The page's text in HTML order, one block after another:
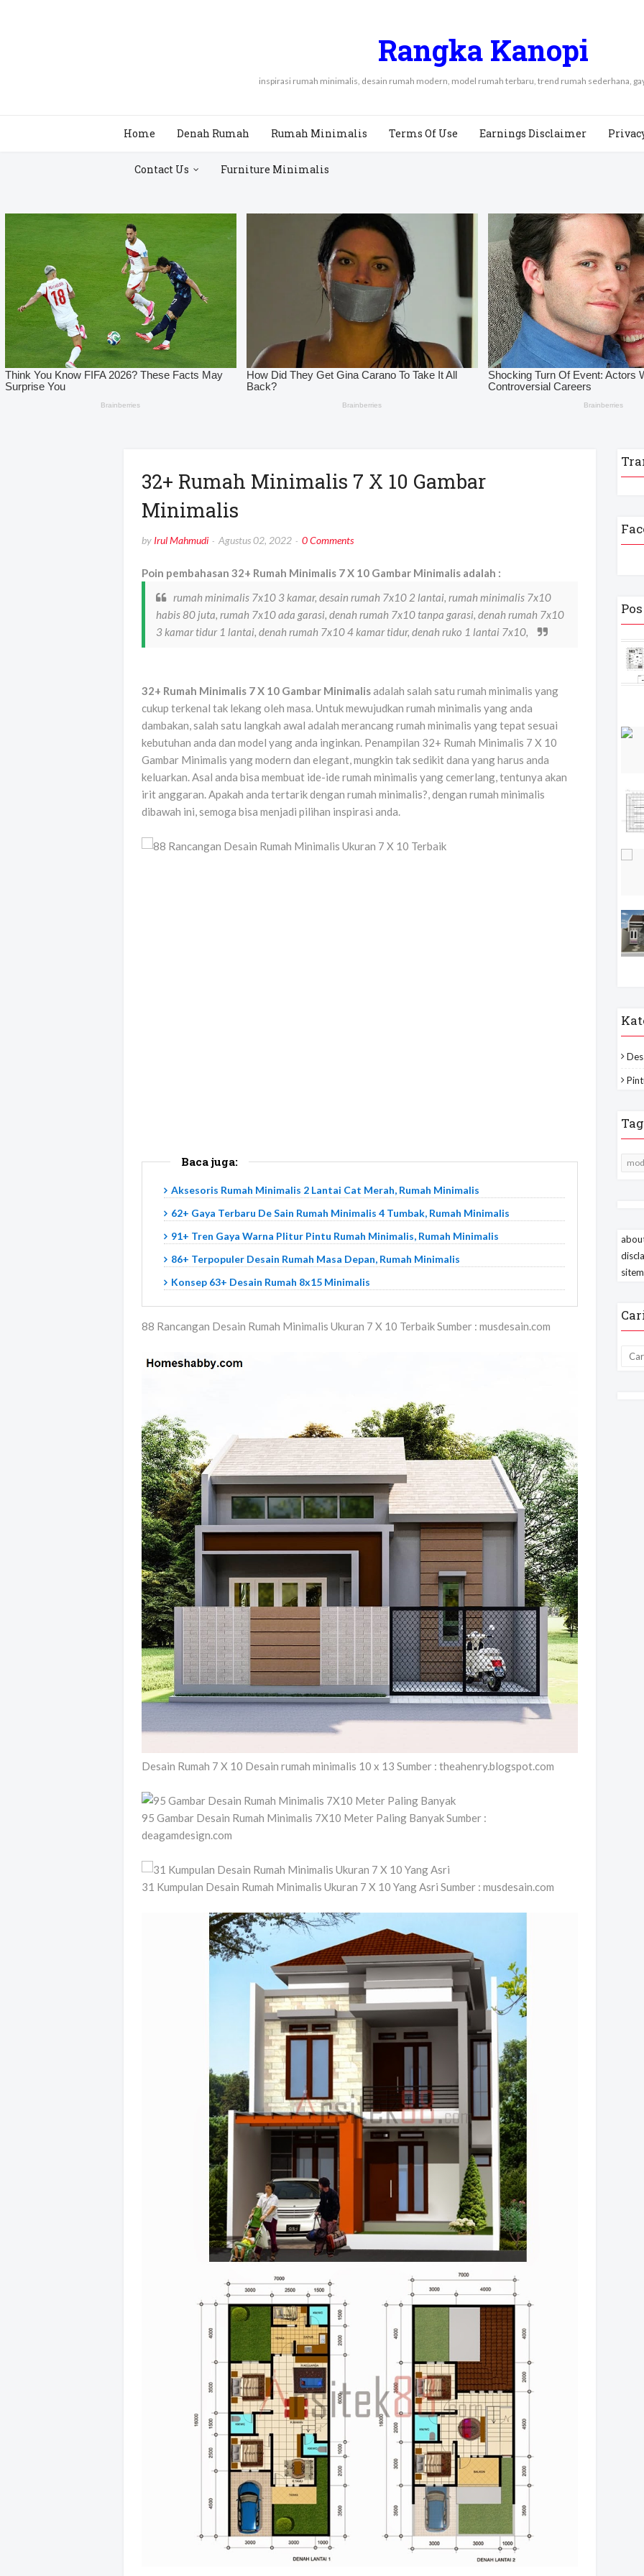
Rangka Kanopi
inspirasi rumah minimalis, desain rumah modern, model rumah terbaru, trend rumah sederhana,
Home Denah Rumah Rumah Minimalis Terms Of Use Earnings Disclaimer
Contact Us Furniture Minimalis
32+ Rumah Minimalis 7 X 10 Gambar
Minimalis
by Irul Mahmudi Agustus 02, 2022 0 Comments
Poin pembahasan 32+ Rumah Minimalis 7 X 10 Gambar Minimalis adalah :
rumah minimalis 7x10 3 kamar, desain rumah 7x10 2 lantai, rumah minimalis 7x10
habis 80 juta, rumah 7x10 ada garasi, denah rumah 7x10 tanpa garasi, denah rumah 7x10
3 kamar tidur 1 lantai, denah rumah 7x10 4 kamar tidur, denah ruko 1 lantai 7x10,
32+ Rumah Minimalis 7 X 10 Gambar Minimalisadalah salah satu rumah minimalis yang
cukup terkenal tak lekang oleh masa. Untuk mewujudkan rumah minimalis yang anda
dambakan, salah satu langkah awal adalah merancang rumah minimalis yang tepat sesuai
kebutuhan anda dan model yang anda inginkan. Penampilan 32+ Rumah Minimalis 7 X 10
Gambar Minimalis yang modern dan elegant, mungkin tak sedikit dana yang harus anda
keluarkan. Asal anda bisa membuat ide-ide rumah minimalis yang cemerlang, tentunya akan
irit anggaran. Apakah anda tertarik dengan rumah minimalis?, dengan rumah minimalis
dibawah ini, semoga bisa menjadi pilihan inspirasi anda.
Baca juga:
Aksesoris Rumah Minimalis 2 Lantai Cat Merah, Rumah Minimalis
62+ Gaya Terbaru De Sain Rumah Minimalis 4 Tumbak, Rumah Minimalis
91+ Tren Gaya Warna Plitur Pintu Rumah Minimalis, Rumah Minimalis
86+ Terpopuler Desain Rumah Masa Depan, Rumah Minimalis
Konsep 63+ Desain Rumah 8x15 Minimalis
88 Rancangan Desain Rumah Minimalis Ukuran 7 X 10 Terbaik Sumber : musdesain.com
Desain Rumah 7 X 10 Desain rumah minimalis 10 x 13 Sumber : theahenry.blogspot.com
95 Gambar Desain Rumah Minimalis 7X10 Meter Paling Banyak Sumber :
deagamdesign.com
31 Kumpulan Desain Rumah Minimalis Ukuran 7 X 10 Yang Asri Sumber : musdesain.com
Tag